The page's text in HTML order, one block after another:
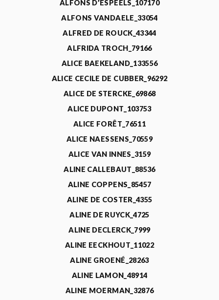
ALFONS D’ESPEELS_107170
ALFONS VANDAELE_33054
ALFRED DE ROUCK_43344
ALFRIDA TROCH_79166
ALICE BAEKELAND_133556
ALICE CECILE DE CUBBER_96292
ALICE DE STERCKE_69868
ALICE DUPONT_103753
ALICE FORÊT_76511
ALICE NAESSENS_70559
ALICE VAN INNES_3159
ALINE CALLEBAUT_88536
ALINE COPPENS_85457
ALINE DE COSTER_4355
ALINE DE RUYCK_4725
ALINE DECLERCK_7999
ALINE EECKHOUT_11022
ALINE GROENÉ_28263
ALINE LAMON_48914
ALINE MOERMAN_32876